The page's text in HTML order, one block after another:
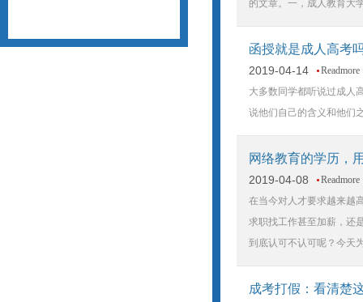
的文章。一，成人教育大
函授就是成人高考
2019-04-14
Readmore
大多数同学都听说过成人
说他们自己的含义和他们
网络教育的学历，
2019-04-08
Readmore
在当今对人才要求越来越
求职找工作甚至加薪，还
到底认可不认可呢？今天
成考打假：看清楚